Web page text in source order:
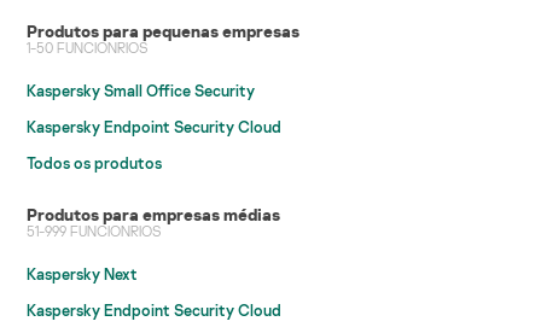
Produtos para pequenas empresas
1-50 FUNCIONRIOS
Kaspersky Small Office Security
Kaspersky Endpoint Security Cloud
Todos os produtos
Produtos para empresas médias
51-999 FUNCIONRIOS
Kaspersky Next
Kaspersky Endpoint Security Cloud